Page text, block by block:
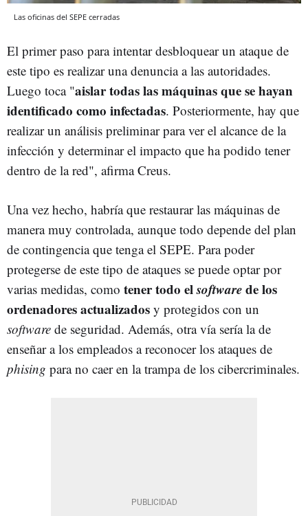
Las oficinas del SEPE cerradas
El primer paso para intentar desbloquear un ataque de
este tipo es realizar una denuncia a las autoridades.
Luego toca "aislar todas las máquinas que se hayan
identificado como infectadas. Posteriormente, hay que
realizar un análisis preliminar para ver el alcance de la
infección y determinar el impacto que ha podido tener
dentro de la red", afirma Creus.
Una vez hecho, habría que restaurar las máquinas de
manera muy controlada, aunque todo depende del plan
de contingencia que tenga el SEPE. Para poder
protegerse de este tipo de ataques se puede optar por
varias medidas, como tener todo elsoftwarede los
ordenadores actualizados y protegidos con un
software de seguridad. Además, otra vía sería la de
enseñar a los empleados a reconocer los ataques de
phising para no caer en la trampa de los cibercriminales.